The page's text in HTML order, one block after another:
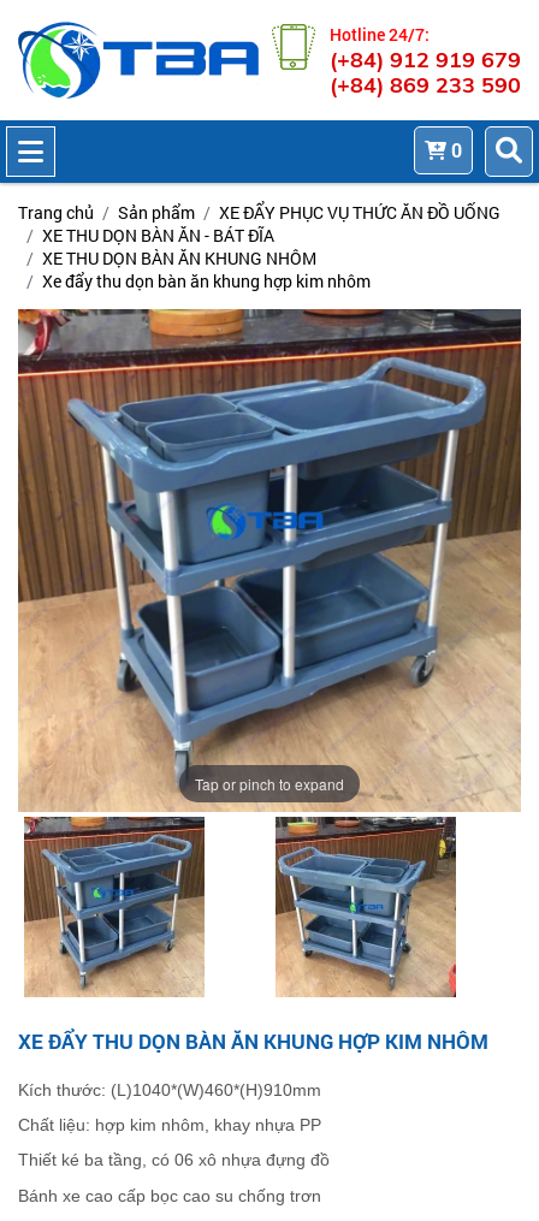
Hotline 24/7:
(+84) 912 919 679
(+84) 869 233 590
0
Trang chủ Sản phẩm
XE ĐẨY PHỤC VỤ THỨC ĂN ĐỒ UỐNG
XE THU DỌN BÀN ĂN - BÁT ĐĨA
XE THU DỌN BÀN ĂN KHUNG NHÔM
Xe đẩy thu dọn bàn ăn khung hợp kim nhôm
Tap or pinch to expand
XE ĐẨY THU DỌN BÀN ĂN KHUNG HỢP KIM NHÔM
Kích thước: (L)1040*(W)460*(H)910mm
Chất liệu: hợp kim nhôm, khay nhựa PP
Thiết ké ba tầng, có 06 xô nhựa đựng đồ
Bánh xe cao cấp bọc cao su chống trơn